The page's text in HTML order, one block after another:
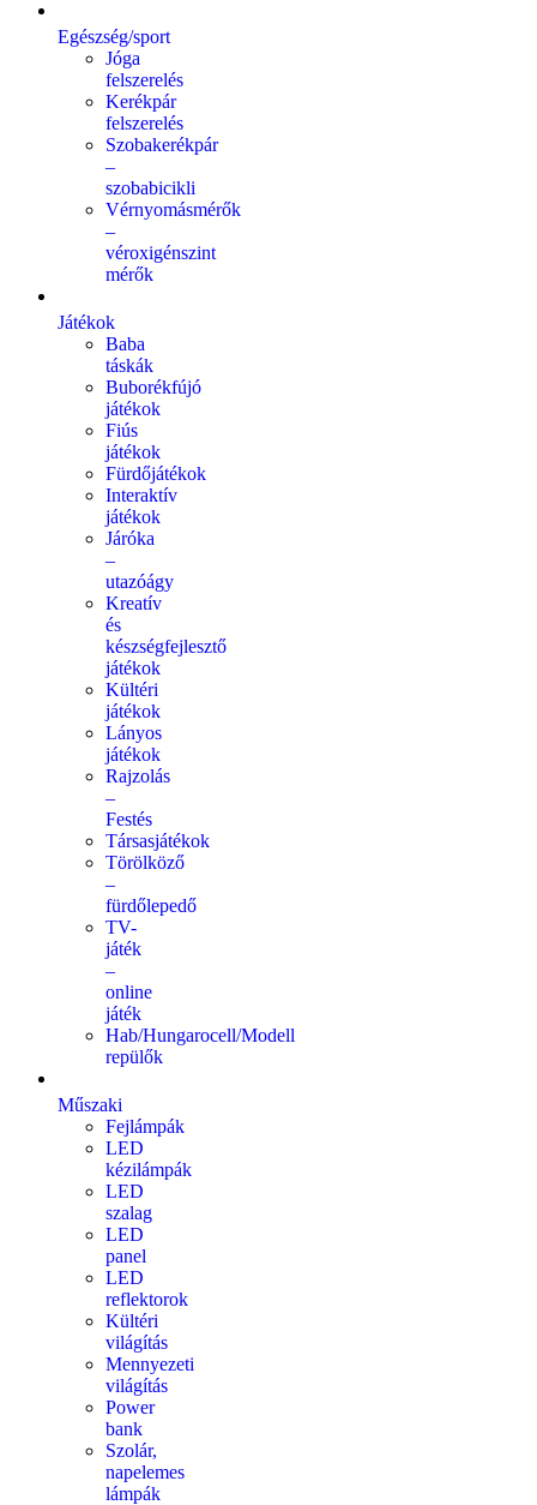
Egészség/sport
Jóga
felszerelés
Kerékpár
felszerelés
Szobakerékpár
–
szobabicikli
Vérnyomásmérők
–
véroxigénszint
mérők
Játékok
Baba
táskák
Buborékfújó
játékok
Fiús
játékok
Fürdőjátékok
Interaktív
játékok
Járóka
–
utazóágy
Kreatív
és
készségfejlesztő
játékok
Kültéri
játékok
Lányos
játékok
Rajzolás
–
Festés
Társasjátékok
Törölköző
–
fürdőlepedő
TV-
játék
–
online
játék
Hab/Hungarocell/Modell
repülők
Műszaki
Fejlámpák
LED
kézilámpák
LED
szalag
LED
panel
LED
reflektorok
Kültéri
világítás
Mennyezeti
világítás
Power
bank
Szolár,
napelemes
lámpák